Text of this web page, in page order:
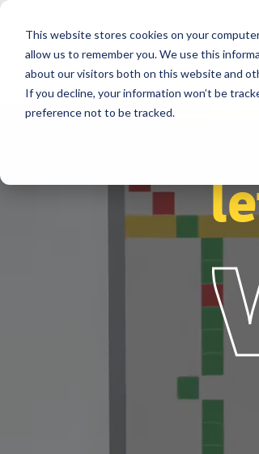
This website stores cookies on your
allow us to remember you. We use this
about our visitors both on this website and
If you decline, your information won’t be
preference not to be tracked.
Secteurs